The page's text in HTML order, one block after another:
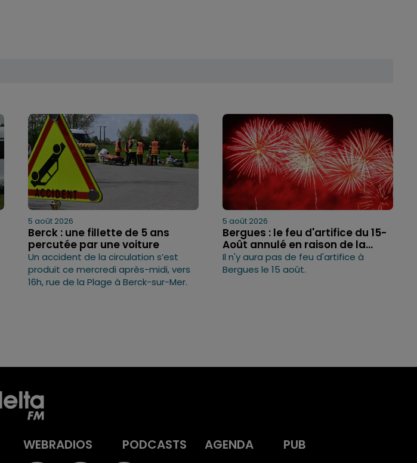
5 août 2026
Berck : une fillette de 5 ans
percutée par une voiture
Un accident de la circulation s’est
produit ce mercredi après-midi, vers
16h, rue de la Plage à Berck-sur-Mer.
5 août 2026
Bergues : le feu d'artifice du 15-
Août annulé en raison de la...
Il n'y aura pas de feu d'artifice à
Bergues le 15 août.
WEBRADIOS PODCASTS AGENDA PUB